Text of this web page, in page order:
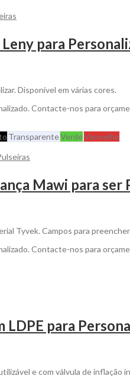
para
Disponível em várias cores.
Contacte-nos para
TransparenteVerdeVermelho
Mawi para ser
Tyvek. Campos para
Contacte-nos para
LDPE para
e com válvula de inflação